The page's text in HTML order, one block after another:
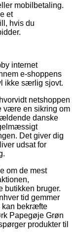
mobilbetaling.
et
hvis du
internet
e-shoppens
ikke særlig sjovt.
netshoppen
være en sikring om
danske
Det giver dig
udsat for
om de mest
butikken bruger.
tid gemmer
kan bekræfte
Papegøje Grøn
produkter til